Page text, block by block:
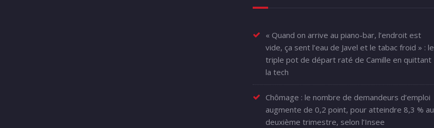
« Quand on arrive au piano-bar, l’endroit est
vide, ça sent l’eau de Javel et le tabac froid » : le
triple pot de départ raté de Camille en quittant
la tech
Chômage : le nombre de demandeurs d’emploi
augmente de 0,2 point, pour atteindre 8,3 % au
deuxième trimestre, selon l’Insee